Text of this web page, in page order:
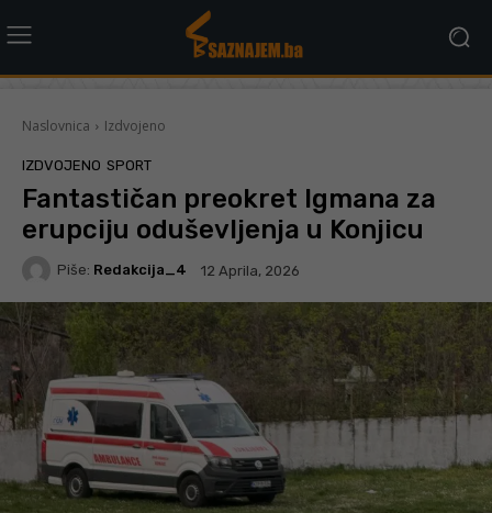
Naslovnica Izdvojeno
IZDVOJENO SPORT
Fantastičan preokret Igmana za
erupciju oduševljenja u Konjicu
Piše: Redakcija_4 12 Aprila, 2026